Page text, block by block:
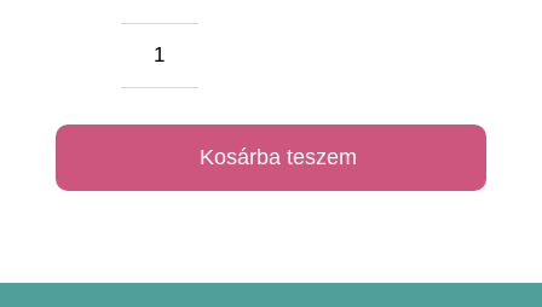
mennyiség
Kosárba teszem